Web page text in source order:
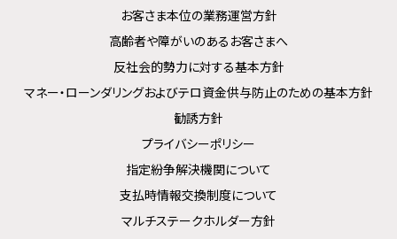
お客さま本位の業務運営方針
高齢者や障がいのあるお客さまへ
反社会的勢力に対する基本方針
マネー・ローンダリングおよびテロ資金供与防止のための基本方針
勧誘方針
プライバシーポリシー
指定紛争解決機関について
支払時情報交換制度について
マルチステークホルダー方針